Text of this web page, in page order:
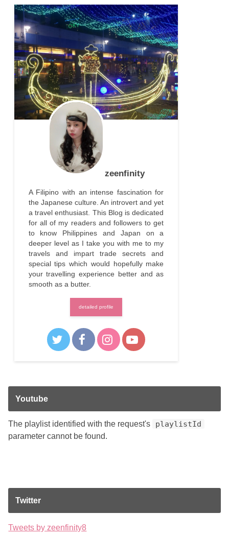
zeenfinity
A Filipino with an intense fascination for
the Japanese culture. An introvert and yet
a travel enthusiast. This Blog is dedicated
for all of my readers and followers to get
to know Philippines and Japan on a
deeper level as I take you with me to my
travels and impart trade secrets and
special tips which would hopefully make
your travelling experience better and as
smooth as a butter.
detailed profile
Youtube
The playlist identified with the request's playlistId
parameter cannot be found.
Twitter
Tweets by zeenfinity8